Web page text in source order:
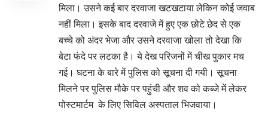
मिला। उसने कई बार दरवाजा खटखटाया लेकिन कोई जवाब
नहीं मिला। इसके बाद दरवाजे में हुए एक छोटे छेद से एक
बच्चे को अंदर भेजा और उसने दरवाजा खोला तो देखा कि
बेटा फंदे पर लटका है। ये देख परिजनों में चीख पुकार मच
गई। घटना के बारे में पुलिस को सूचना दी गयी। सूचना
मिलने पर पुलिस मौके पर पहुंची और शव को कब्जे में लेकर
पोस्टमार्टम के लिए सिविल अस्पताल भिजवाया।